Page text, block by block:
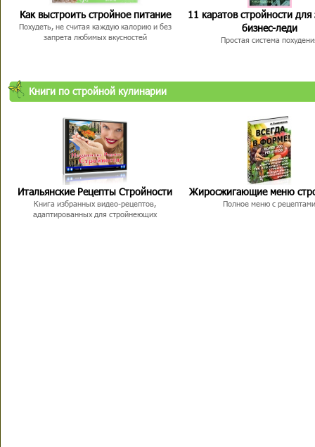
Как выстроить стройное питание
Похудеть, не считая каждую калорию и без
запрета любимых вкусностей
11 каратов стройности для
бизнес-леди
Простая система
Книги по стройной кулинарии
Итальянские Рецепты Стройности
Книга избранных видео-рецептов,
адаптированных для стройнеющих
Жиросжигающие меню
Полное меню с рецептами